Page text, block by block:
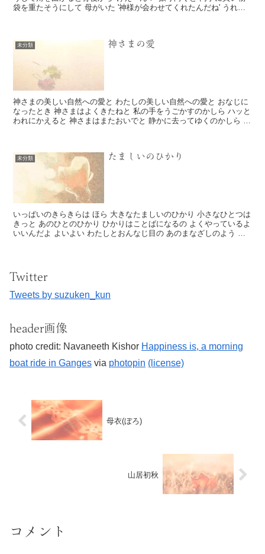
袋を重たそうにして 母がいた '神様が会わせてくれたんだね' うれし
未分類 神さまの愛
神さまの美しい自然への愛と わたしの美しい自然への愛と おなじに
なったとき 神さまはよくきたねと 私の手をうごかすのかしら ハッと
われにかえると 神さまはまたおいでと 静かに去ってゆくのかしら わ
未分類 たましいのひかり
いっぱいのきらきらは ほら 大きなたましいのひかり 小さなひとつは
きっと あのひとのひかり ひかりはことばになるの よくやっているよ
いいんだよ よいよい わたしとおんなじ目の あのまなざしのよう こ
Twitter
Tweets by suzuken_kun
header画像
photo credit: Navaneeth Kishor Happiness is, a morning
boat ride in Ganges via photopin (license)
母衣(ぼろ)
山居初秋
コメント